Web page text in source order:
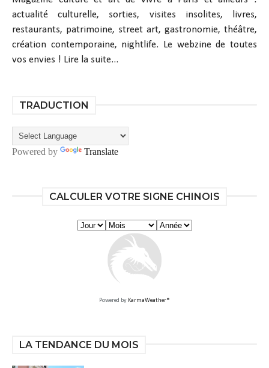
actualité culturelle, sorties, visites insolites, livres,
restaurants, patrimoine, street art, gastronomie, théâtre,
création contemporaine, nightlife. Le webzine de toutes
vos envies ! Lire la suite...
TRADUCTION
Powered by Translate
CALCULER VOTRE SIGNE CHINOIS
Powered by KarmaWeather®
LA TENDANCE DU MOIS